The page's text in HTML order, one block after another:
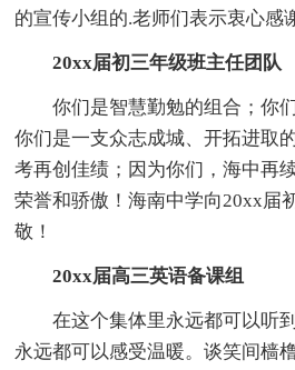
的宣传小组的.老师们表示衷心感
20xx届初三年级班主任团队
你们是智慧勤勉的组合；你
你们是一支众志成城、开拓进取
考再创佳绩；因为你们，海中再
荣誉和骄傲！海南中学向20xx届
敬！
20xx届高三英语备课组
在这个集体里永远都可以听
永远都可以感受温暖。谈笑间樯